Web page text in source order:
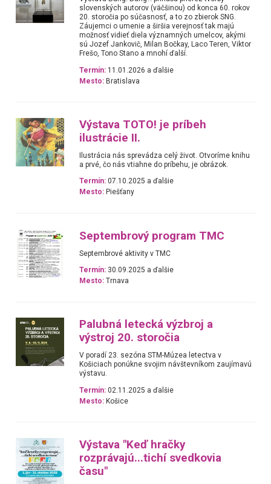
slovenských autorov (väčšinou) od konca 60. rokov
20. storočia po súčasnosť, a to zo zbierok SNG.
Záujemci o umenie a širšia verejnosť tak majú
možnosť vidieť diela významných umelcov, akými
sú Jozef Jankovič, Milan Bočkay, Laco Teren, Viktor
Frešo, Tono Stano a mnohí ďalší.
Termín: 11.01.2026 a ďalšie
Mesto: Bratislava
Výstava TOTO! je príbeh
ilustrácie II.
Ilustrácia nás sprevádza celý život. Otvoríme knihu
a prvé, čo nás vtiahne do príbehu, je obrázok.
Termín: 07.10.2025 a ďalšie
Mesto: Piešťany
Septembrový program TMC
Septembrové aktivity v TMC
Termín: 30.09.2025 a ďalšie
Mesto: Trnava
Palubná letecká výzbroj a
výstroj 20. storočia
V poradí 23. sezóna STM-Múzea letectva v
Košiciach ponúkne svojim návštevníkom zaujímavú
výstavu.
Termín: 02.11.2025 a ďalšie
Mesto: Košice
Výstava "Keď hračky
rozprávajú...tichí svedkovia
času"